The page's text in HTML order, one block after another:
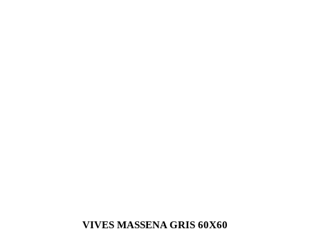
VIVES MASSENA GRIS 60X60